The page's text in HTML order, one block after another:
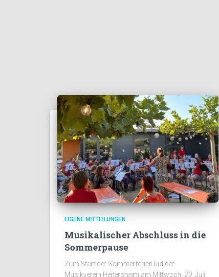
EIGENE MITTEILUNGEN
Musikalischer Abschluss in die
Sommerpause
Zum Start der Sommerferien lud der
Musikverein Heitersheim am Mittwoch, 29. Juli